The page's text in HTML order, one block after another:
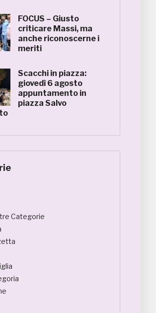
FOCUS – Giusto
criticare Massi, ma
anche riconoscerne i
meriti
Scacchi in piazza:
giovedì 6 agosto
appuntamento in
piazza Salvo
Categorie